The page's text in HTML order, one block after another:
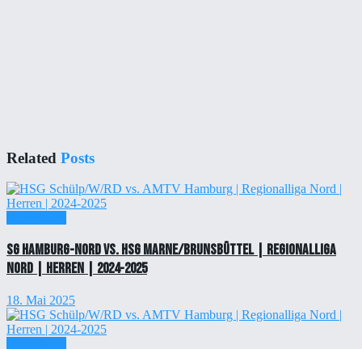
Related Posts
SG Hamburg-Nord vs. HSG Marne/Brunsbüttel | Regionalliga
Nord | Herren | 2024-2025
18. Mai 2025